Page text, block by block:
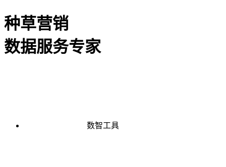
种草营销
数据服务专家
数智工具